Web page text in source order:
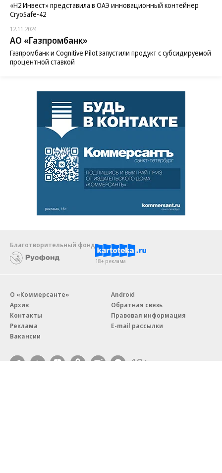
«H2 Инвест» представила в ОАЭ инновационный контейнер
CryoSafe-42
12.11.2024
АО «Газпромбанк»
Газпромбанк и Cognitive Pilot запустили продукт с субсидируемой
процентной ставкой
Благотворительный фонд
18+ реклама
О «Коммерсанте»
Архив
Контакты
Реклама
Вакансии
Android
Обратная связь
Правовая информация
E-mail рассылки
18+